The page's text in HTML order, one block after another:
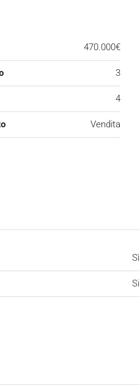
470.000€
3
4
Vendita
Sì
Si